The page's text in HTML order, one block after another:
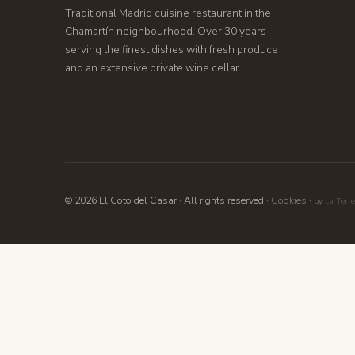
Traditional Madrid cuisine restaurant in the
Chamartín neighbourhood. Over 30 years
serving the finest dishes with fresh produce
and an extensive private wine cellar.
© 2026 El Coto del Casar · All rights reserved · Cookies · by La